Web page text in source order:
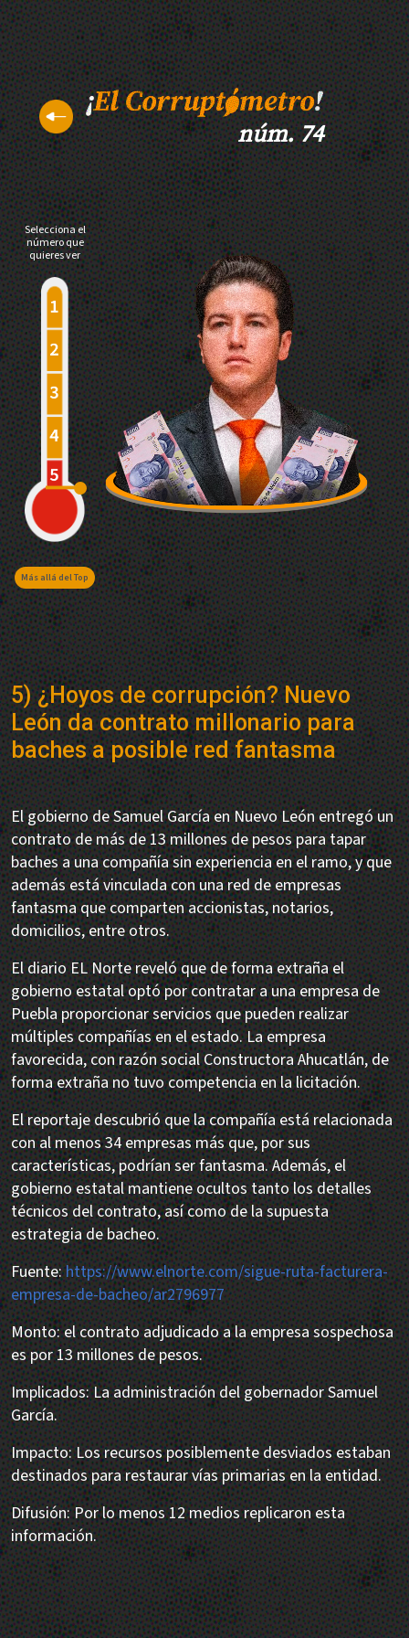
núm. 74
Selecciona el
número que
quieres ver
Más allá del Top
5) ¿Hoyos de corrupción? Nuevo
León da contrato millonario para
baches a posible red fantasma
El gobierno de Samuel García en Nuevo León entregó un
contrato de más de 13 millones de pesos para tapar
baches a una compañía sin experiencia en el ramo, y que
además está vinculada con una red de empresas
fantasma que comparten accionistas, notarios,
domicilios, entre otros.
El diario EL Norte reveló que de forma extraña el
gobierno estatal optó por contratar a una empresa de
Puebla proporcionar servicios que pueden realizar
múltiples compañías en el estado. La empresa
favorecida, con razón social Constructora Ahucatlán, de
forma extraña no tuvo competencia en la licitación.
El reportaje descubrió que la compañía está relacionada
con al menos 34 empresas más que, por sus
características, podrían ser fantasma. Además, el
gobierno estatal mantiene ocultos tanto los detalles
técnicos del contrato, así como de la supuesta
estrategia de bacheo.
Fuente:https://www.elnorte.com/sigue-ruta-facturera-
empresa-de-bacheo/ar2796977
Monto: el contrato adjudicado a la empresa sospechosa
es por 13 millones de pesos.
Implicados: La administración del gobernador Samuel
García.
Impacto: Los recursos posiblemente desviados estaban
destinados para restaurar vías primarias en la entidad.
Difusión: Por lo menos 12 medios replicaron esta
información.